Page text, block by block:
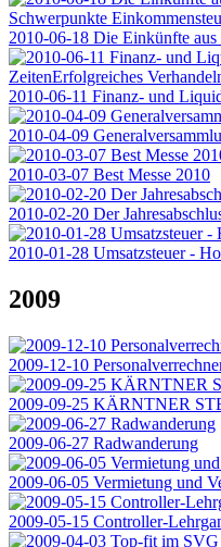
2010-06-18 Die Einkünfte aus
2010-06-11 Finanz- und
2010-04-09
2010-03-07 Best Messe 2010
2010-02-20 Der
2010-01-28 Umsatzsteuer -
2009
2009-12-10
2009-09-25 KÄRNTNER
2009-06-27 Radwanderung
2009-06-05 Vermietung und
2009-05-15 Controller-